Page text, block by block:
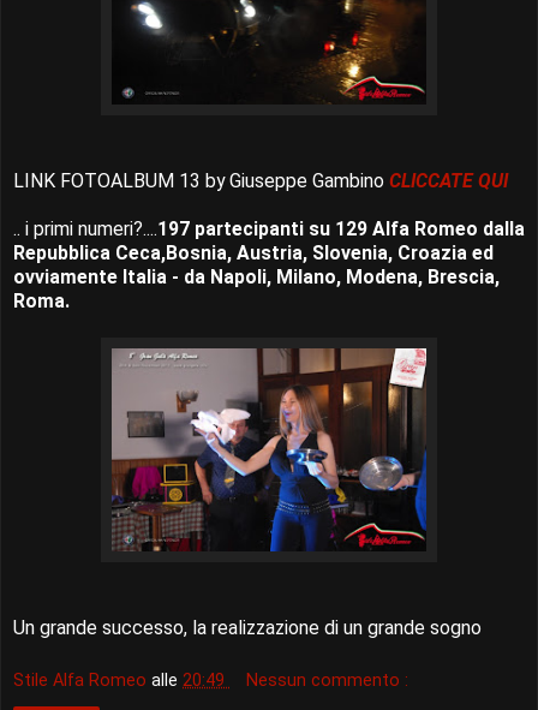
LINK FOTOALBUM 13 by Giuseppe Gambino CLICCATE QUI
.. i primi numeri?....197 partecipanti su 129 Alfa Romeo dalla
Repubblica Ceca,Bosnia, Austria, Slovenia, Croazia ed
ovviamente Italia - da Napoli, Milano, Modena, Brescia,
Roma.
Un grande successo, la realizzazione di un grande sogno
Stile Alfa Romeo alle 20:49 Nessun commento :